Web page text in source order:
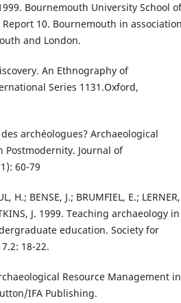
Bournemouth University School of
10. Bournemouth in association
and London.
An Ethnography of
Series 1131.Oxford,
archéologues? Archaeological
Postmodernity. Journal of
60-79
H.; BENSE, J.; BRUMFIEL, E.;
J. 1999. Teaching archaeology in
education. Society for
18-22.
Resource Management in
IFA Publishing.